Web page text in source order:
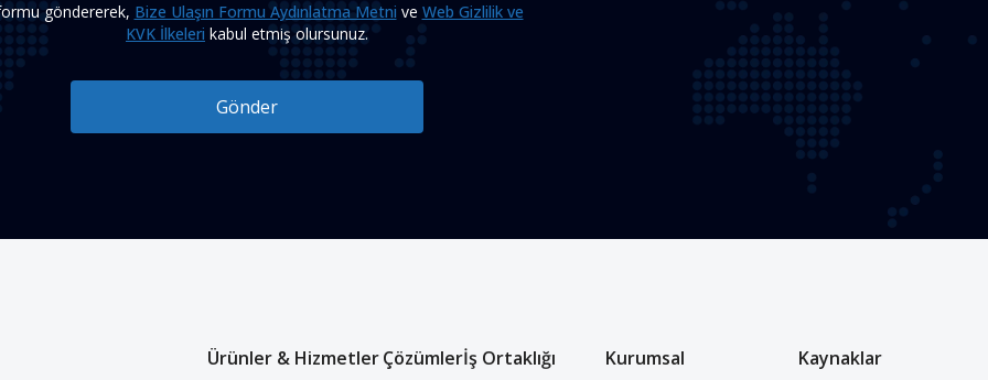
göndererek, Bize Ulaşın Formu Aydınlatma Metni ve Web Gizlilik ve
KVK İlkeleri kabul etmiş olursunuz.
Gönder
Ürünler & HizmetlerÇözümlerİş Ortaklığı
Kurumsal
Kaynaklar